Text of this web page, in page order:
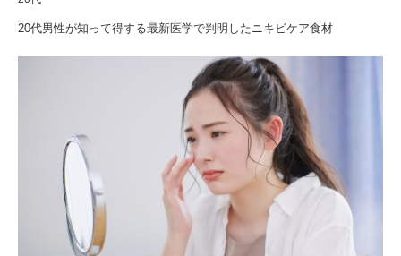
20代男性が知って得する最新医学で判明したニキビケア食材